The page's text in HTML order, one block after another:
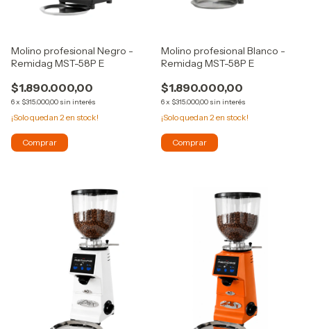
Molino profesional Negro -
Remidag MST-58P E
$1.890.000,00
6x $315.000,00 sin interés
¡Solo quedan 2en stock!
Molino profesional Blanco -
Remidag MST-58P E
$1.890.000,00
6x $315.000,00 sin interés
¡Solo quedan 2en stock!